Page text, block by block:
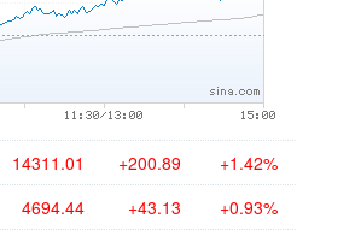
14311.01 +200.89 +1.42%
4694.44 +43.13 +0.93%